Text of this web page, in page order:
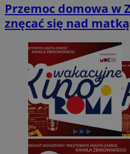
Przemoc domowa w
znęcać się nad matką